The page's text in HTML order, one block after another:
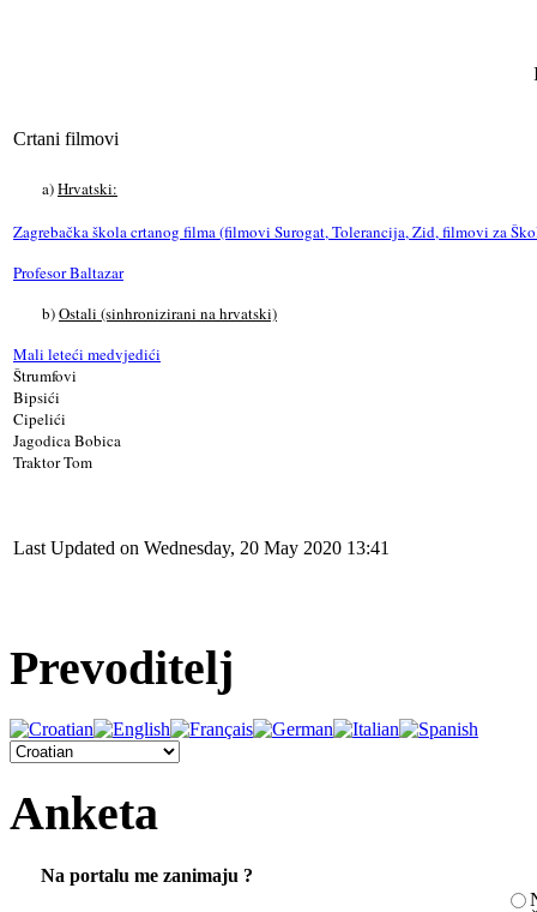
Crtani filmovi
a)Hrvatski:
Zagrebačka škola crtanog filma (filmovi Surogat, Tolerancija, Zid, filmovi za
Profesor Baltazar
b)Ostali (sinhronizirani na hrvatski)
Mali leteći medvjedići
Štrumfovi
Bipsići
Cipelići
Jagodica Bobica
Traktor Tom
Last Updated on Wednesday, 20 May 2020 13:41
Prevoditelj
Anketa
Na portalu me zanimaju ?